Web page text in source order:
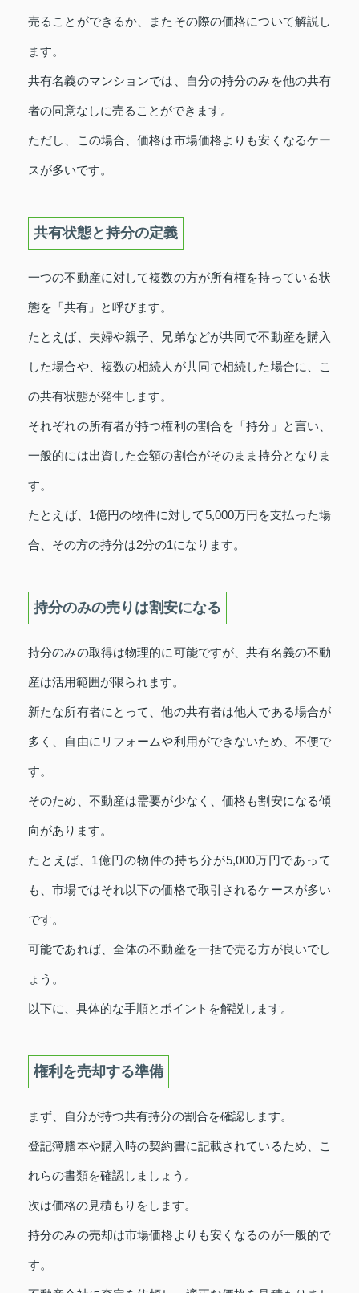
売ることができるか、またその際の価格について解説し
ます。
共有名義のマンションでは、自分の持分のみを他の共有
者の同意なしに売ることができます。
ただし、この場合、価格は市場価格よりも安くなるケー
スが多いです。
共有状態と持分の定義
一つの不動産に対して複数の方が所有権を持っている状
態を「共有」と呼びます。
たとえば、夫婦や親子、兄弟などが共同で不動産を購入
した場合や、複数の相続人が共同で相続した場合に、こ
の共有状態が発生します。
それぞれの所有者が持つ権利の割合を「持分」と言い、
一般的には出資した金額の割合がそのまま持分となりま
す。
たとえば、1億円の物件に対して5,000万円を支払った場
合、その方の持分は2分の1になります。
持分のみの売りは割安になる
持分のみの取得は物理的に可能ですが、共有名義の不動
産は活用範囲が限られます。
新たな所有者にとって、他の共有者は他人である場合が
多く、自由にリフォームや利用ができないため、不便で
す。
そのため、不動産は需要が少なく、価格も割安になる傾
向があります。
たとえば、1億円の物件の持ち分が5,000万円であって
も、市場ではそれ以下の価格で取引されるケースが多い
です。
可能であれば、全体の不動産を一括で売る方が良いでし
ょう。
以下に、具体的な手順とポイントを解説します。
権利を売却する準備
まず、自分が持つ共有持分の割合を確認します。
登記簿謄本や購入時の契約書に記載されているため、こ
れらの書類を確認しましょう。
次は価格の見積もりをします。
持分のみの売却は市場価格よりも安くなるのが一般的で
す。